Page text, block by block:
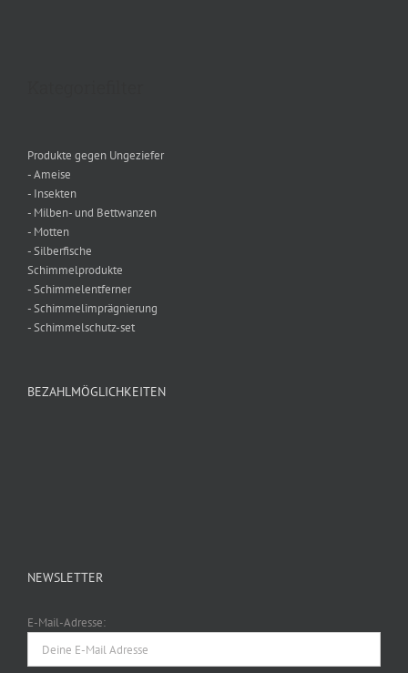
Produkte gegen Ungeziefer
- Ameise
- Insekten
- Milben- und Bettwanzen
- Motten
- Silberfische
Schimmelprodukte
- Schimmelentferner
- Schimmelimprägnierung
- Schimmelschutz-set
BEZAHLMÖGLICHKEITEN
NEWSLETTER
E-Mail-Adresse: